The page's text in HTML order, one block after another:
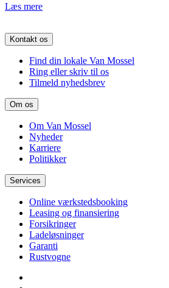
Læs mere
Kontakt os
Find din lokale Van Mossel
Ring eller skriv til os
Tilmeld nyhedsbrev
Om os
Om Van Mossel
Nyheder
Karriere
Politikker
Services
Online værkstedsbooking
Leasing og finansiering
Forsikringer
Ladeløsninger
Garanti
Rustvogne